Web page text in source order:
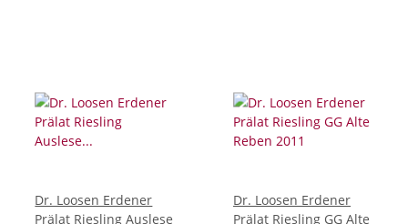
Dr. Loosen Erdener
Prälat Riesling Auslese
Dr. Loosen Erdener
Prälat Riesling GG Alte